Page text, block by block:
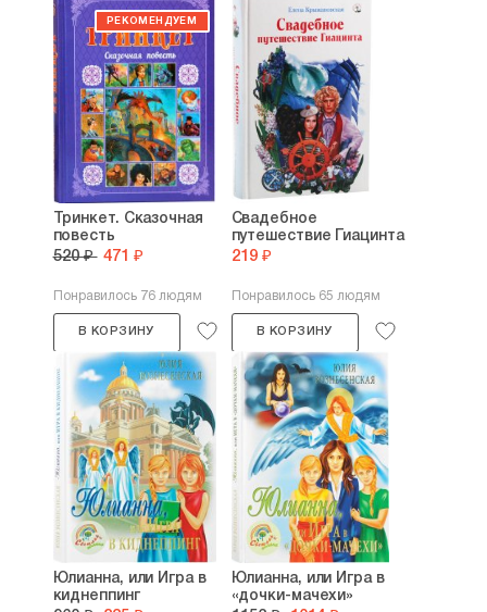
Тринкет. Сказочная
повесть
520 ₽ 471 ₽
Понравилось 76 людям
В КОРЗИНУ
Свадебное
путешествие Гиацинта
219 ₽
Понравилось 65 людям
В КОРЗИНУ
Юлианна, или Игра в
киднеппинг
Юлианна, или Игра в
«дочки-мачехи»